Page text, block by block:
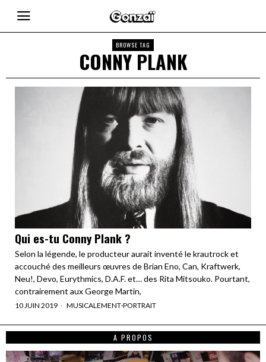
BROWSE TAG
CONNY PLANK
Qui es-tu Conny Plank ?
Selon la légende, le producteur aurait inventé le krautrock et
accouché des meilleurs œuvres de Brian Eno, Can, Kraftwerk,
Neu!, Devo, Eurythmics, D.A.F. et… des Rita Mitsouko. Pourtant,
contrairement aux George Martin,
10 JUIN 2019 MUSICALEMENT·PORTRAIT
A PROPOS